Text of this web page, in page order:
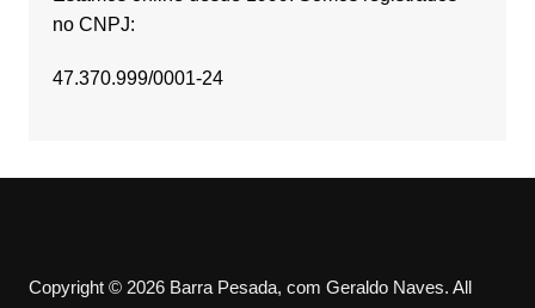
no CNPJ:
47.370.999/0001-24
Copyright © 2026 Barra Pesada, com Geraldo Naves. All